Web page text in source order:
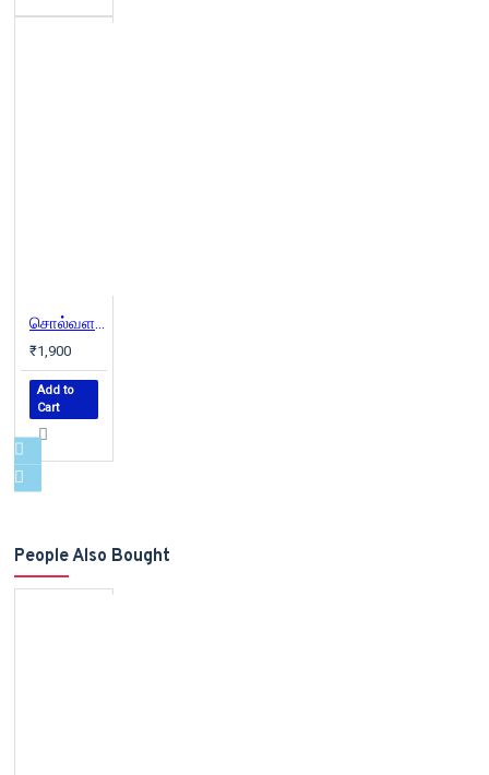
சொல்வளர்காடு (வெண்முரசு நாவல்-11)
₹1,900
Add to
Cart
People Also Bought